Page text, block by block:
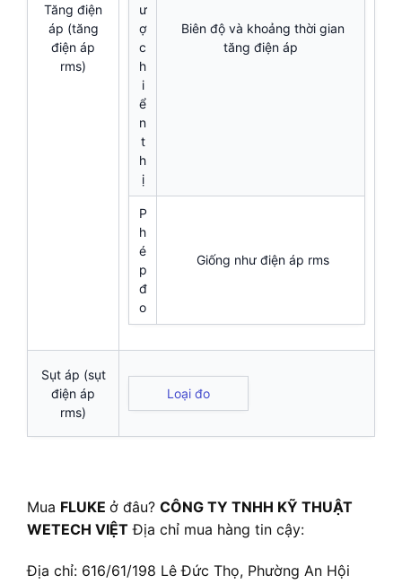
Tăng điện
áp (tăng
điện áp
rms)
ư
ợ
c
h
i
ể
n
t
h
ị
Biên độ và khoảng thời gian
tăng điện áp
P
h
é
p
đ
o
Giống như điện áp rms
Sụt áp (sụt
điện áp
rms)
Loại đo
Mua FLUKE ở đâu? CÔNG TY TNHH KỸ THUẬT
WETECH VIỆT Địa chỉ mua hàng tin cậy:
Địa chỉ: 616/61/198 Lê Đức Thọ, Phường An Hội